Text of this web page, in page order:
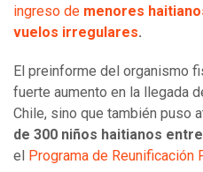
ingreso de menores
vuelos irregulares.
El preinforme del organismo
fuerte aumento en la llegada
Chile, sino que también puso
de 300 niños haitianos
el Programa de Reunificación